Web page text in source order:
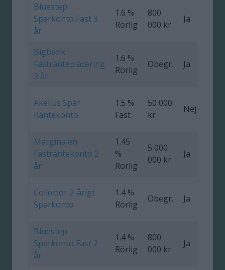
Bluestep
Sparkonto Fast 3
år
1.6 %
Rörlig
800
000 kr
Ja
Bigbank
Fastränteplacering
2 år
1.6 %
Rörlig
Obegr. Ja
Akelius Spar
Räntekonto
1.5 %
Fast
50 000
kr
Nej
Marginalen
Fasträntekonto 2
år
1.45
%
Rörlig
5 000
000 kr
Ja
Collector 2-årigt
Sparkonto
1.4 %
Rörlig
Obegr. Ja
Bluestep
Sparkonto Fast 2
år
1.4 %
Rörlig
800
000 kr
Ja